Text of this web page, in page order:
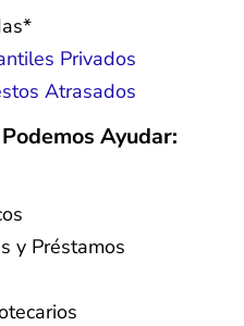
Privados
Atrasados
Ayudar:
y Préstamos